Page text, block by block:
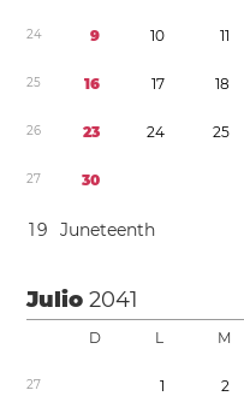
24 9 10 11
25 16 17 18
26 23 24 25
27 30
19 Juneteenth
Julio2041
D L M
27 1 2